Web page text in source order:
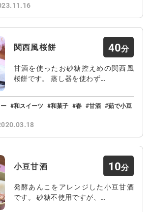
関西風桜餅 40
甘酒を使ったお砂糖控えめの関西風
桜餅です。 蒸し器を使わず…
和スイーツ 和菓子 春 甘酒 茹で小豆
小豆甘酒 10
発酵あんこをアレンジした小豆甘酒
です。 砂糖不使用ですが、…